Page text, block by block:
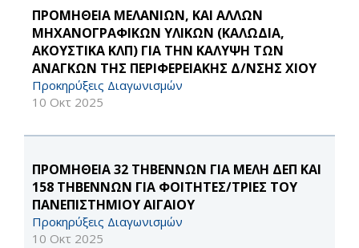
ΠΡΟΜΗΘΕΙΑ ΜΕΛΑΝΙΩΝ, ΚΑΙ ΑΛΛΩΝ
ΜΗΧΑΝΟΓΡΑΦΙΚΩΝ ΥΛΙΚΩΝ (ΚΑΛΩΔΙΑ,
ΑΚΟΥΣΤΙΚΑ ΚΛΠ) ΓΙΑ ΤΗΝ ΚΑΛΥΨΗ ΤΩΝ
ΑΝΑΓΚΩΝ ΤΗΣ ΠΕΡΙΦΕΡΕΙΑΚΗΣ Δ/ΝΣΗΣ ΧΙΟΥ
Προκηρύξεις Διαγωνισμών
10 Οκτ 2025
ΠΡΟΜΗΘΕΙΑ 32 ΤΗΒΕΝΝΩΝ ΓΙΑ ΜΕΛΗ ΔΕΠ ΚΑΙ
158 ΤΗΒΕΝΝΩΝ ΓΙΑ ΦΟΙΤΗΤΕΣ/ΤΡΙΕΣ ΤΟΥ
ΠΑΝΕΠΙΣΤΗΜΙΟΥ ΑΙΓΑΙΟΥ
Προκηρύξεις Διαγωνισμών
10 Οκτ 2025